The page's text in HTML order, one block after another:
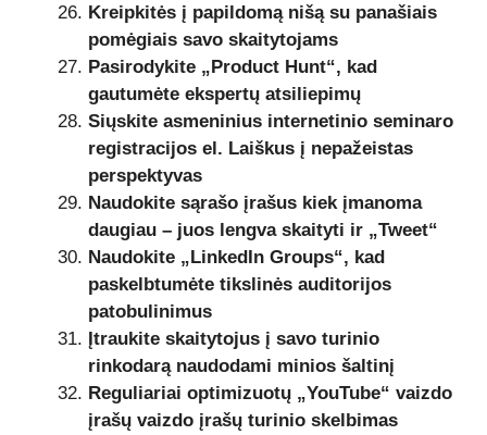
Kreipkitės į papildomą nišą su panašiais
pomėgiais savo skaitytojams
Pasirodykite „Product Hunt“, kad
gautumėte ekspertų atsiliepimų
Siųskite asmeninius internetinio seminaro
registracijos el. Laiškus į nepažeistas
perspektyvas
Naudokite sąrašo įrašus kiek įmanoma
daugiau – juos lengva skaityti ir „Tweet“
Naudokite „LinkedIn Groups“, kad
paskelbtumėte tikslinės auditorijos
patobulinimus
Įtraukite skaitytojus į savo turinio
rinkodarą naudodami minios šaltinį
Reguliariai optimizuotų „YouTube“ vaizdo
įrašų vaizdo įrašų turinio skelbimas